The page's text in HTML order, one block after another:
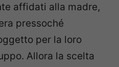
affidati alla madre,
pressoché
per la loro
Allora la scelta